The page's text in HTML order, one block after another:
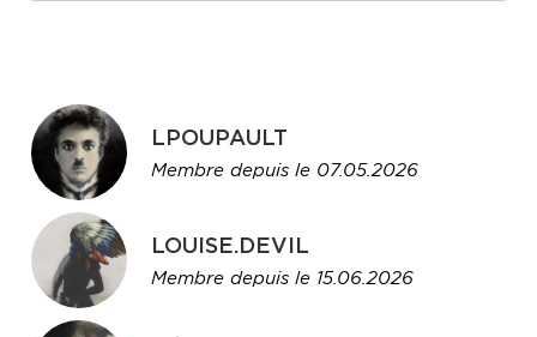
LPOUPAULT
Membre depuis le 07.05.2026
LOUISE.DEVIL
Membre depuis le 15.06.2026